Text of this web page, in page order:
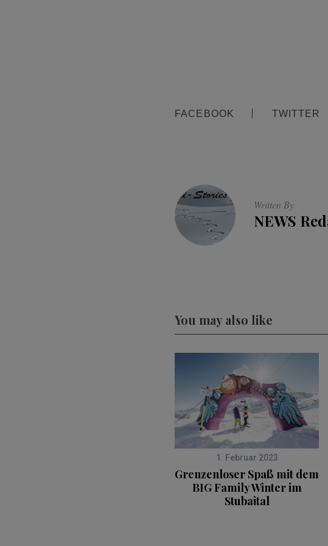
FACEBOOK TWITTER
Written By
NEWS
You may also like
1. Februar 2023
Grenzenloser Spaß mit dem
BIG Family Winter im
Stubaital